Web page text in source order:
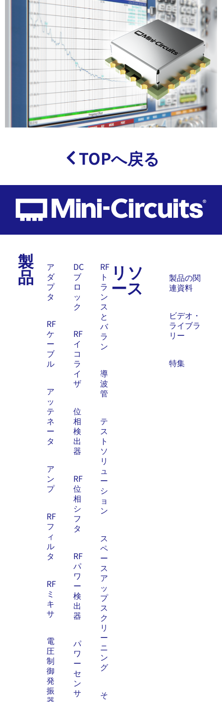
TOPへ戻る
製
品
ア
ダ
プ
タ
RF
ケ
ー
ブ
ル
ア
ッ
テ
ネ
ー
タ
ア
ン
プ
RF
フ
ィ
ル
タ
RF
ミ
キ
サ
電
圧
制
御
発
振
DC
ブ
ロ
ッ
ク
RF
イ
コ
ラ
イ
ザ
位
相
検
出
器
RF
位
相
シ
フ
タ
RF
パ
ワ
ー
検
出
器
パ
ワ
ー
セ
ン
サ
RF
ト
ラ
ン
ス
と
バ
ラ
ン
導
波
管
テ
ス
ト
ソ
リ
ュ
ー
シ
ョ
ン
ス
ペ
ー
ス
ア
ッ
プ
ス
ク
リ
ー
ニ
ン
グ
そ
リソ
ース
製品の関
連資料
ビデオ・
ライブラ
リー
特集